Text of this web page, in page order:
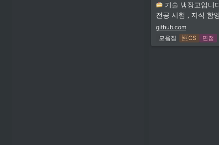
기술 냉장고입니
전공 시험 , 지식 함
github.com
모음집
CS 면접